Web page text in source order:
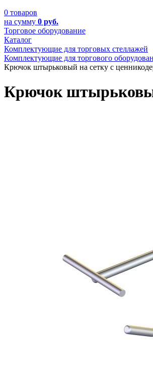
0 товаров
на сумму 0 руб.
Торговое оборудование
Каталог
Комплектующие для торговых стеллажей
Комплектующие для торгового
Крючок штырьковый на сетку с
Крючок